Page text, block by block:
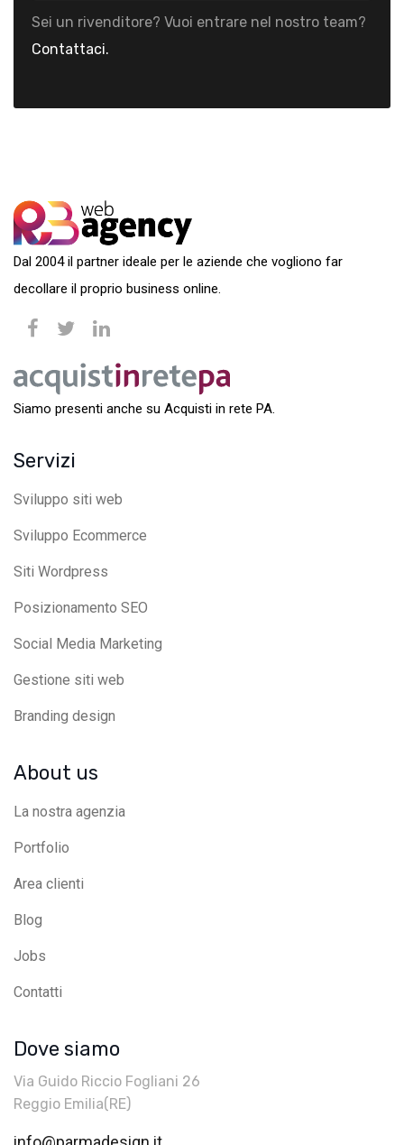
Sei un rivenditore? Vuoi entrare nel nostro team?
Contattaci.
Dal 2004 il partner ideale per le aziende che vogliono far
decollare il proprio business online.
Siamo presenti anche su Acquisti in rete PA.
Servizi
Sviluppo siti web
Sviluppo Ecommerce
Siti Wordpress
Posizionamento SEO
Social Media Marketing
Gestione siti web
Branding design
About us
La nostra agenzia
Portfolio
Area clienti
Blog
Jobs
Contatti
Dove siamo
Via Guido Riccio Fogliani 26
Reggio Emilia(RE)